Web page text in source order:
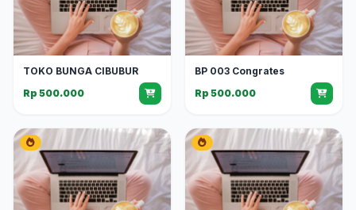
TOKO BUNGA CIBUBUR
Rp 500.000
BP 003 Congrates
Rp 500.000